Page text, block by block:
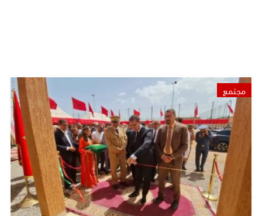
مجتمع